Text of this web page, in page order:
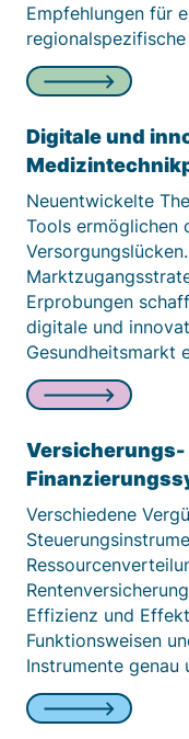
Empfehlungen für
Digitale und
Neuentwickelte
Tools ermöglichen
Erprobungen
digitale und
Gesundheitsmarkt
Versicherungs-
Verschiedene
Effizienz und
Funktionsweisen
Instrumente genau
Cookie Laufzeit:
Sitzung